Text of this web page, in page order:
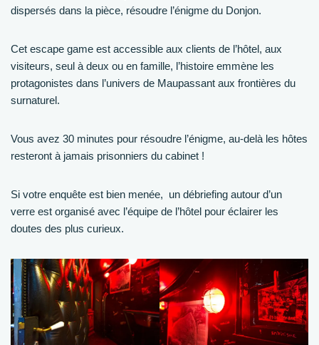
dispersés dans la pièce, résoudre l’énigme du Donjon.
Cet escape game est accessible aux clients de l’hôtel, aux
visiteurs, seul à deux ou en famille, l’histoire emmène les
protagonistes dans l’univers de Maupassant aux frontières du
surnaturel.
Vous avez 30 minutes pour résoudre l’énigme, au-delà les hôtes
resteront à jamais prisonniers du cabinet !
Si votre enquête est bien menée, un débriefing autour d’un
verre est organisé avec l’équipe de l’hôtel pour éclairer les
doutes des plus curieux.